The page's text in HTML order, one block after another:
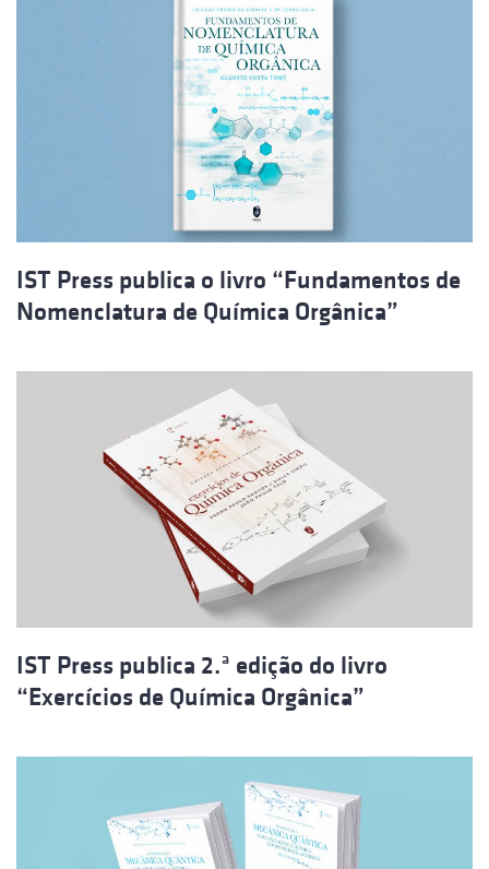
IST Press publica o livro “Fundamentos de
Nomenclatura de Química Orgânica”
IST Press publica 2.ª edição do livro
“Exercícios de Química Orgânica”